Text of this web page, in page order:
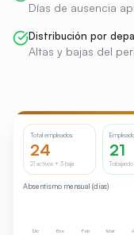
Total empleados
24
21 activos + 3 baja
21
Absentismo mensual (días)
Dic Ene Feb Mar
Días de ausencia
Distribución por
Altas y bajas del